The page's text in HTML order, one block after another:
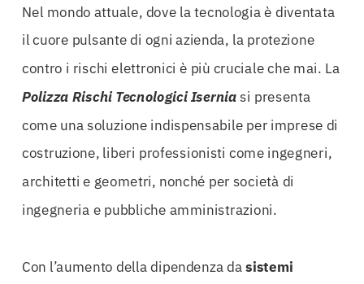
Nel mondo attuale, dove la tecnologia è diventata
il cuore pulsante di ogni azienda, la protezione
contro i rischi elettronici è più cruciale che mai. La
Polizza Rischi Tecnologici Iserniasi presenta
come una soluzione indispensabile per imprese di
costruzione, liberi professionisti come ingegneri,
architetti e geometri, nonché per società di
ingegneria e pubbliche amministrazioni.
Con l’aumento della dipendenza dasistemi